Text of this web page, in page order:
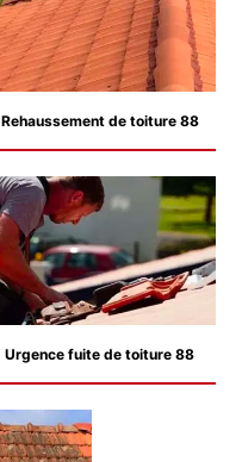
Rehaussement de toiture 88
Urgence fuite de toiture 88